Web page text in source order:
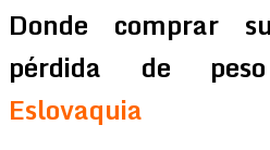
Donde comprar
pérdida de
Eslovaquia